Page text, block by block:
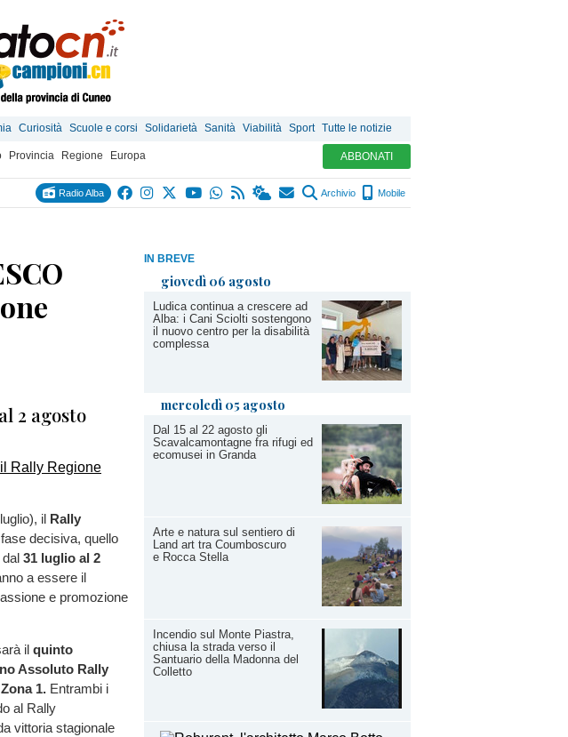
Curiosità Scuole e corsi Solidarietà Sanità Viabilità Sport Tutte le notizie
Provincia Regione Europa ABBONATI
Radio Alba Archivio Mobile
IN BREVE
giovedì 06 agosto
Ludica continua a crescere ad
Alba: i Cani Sciolti sostengono
il nuovo centro per la disabilità
complessa
mercoledì 05 agosto
Dal 15 al 22 agosto gli
Scavalcamontagne fra rifugi ed
ecomusei in Granda
Arte e natura sul sentiero di
Land art tra Coumboscuro
e Rocca Stella
Incendio sul Monte Piastra,
chiusa la strada verso il
Santuario della Madonna del
Colletto
2 agosto
il Rally
decisiva, quello
31 luglio al 2
a essere il
e promozione
il quinto
Assoluto Rally
1. Entrambi i
al Rally
vittoria stagionale